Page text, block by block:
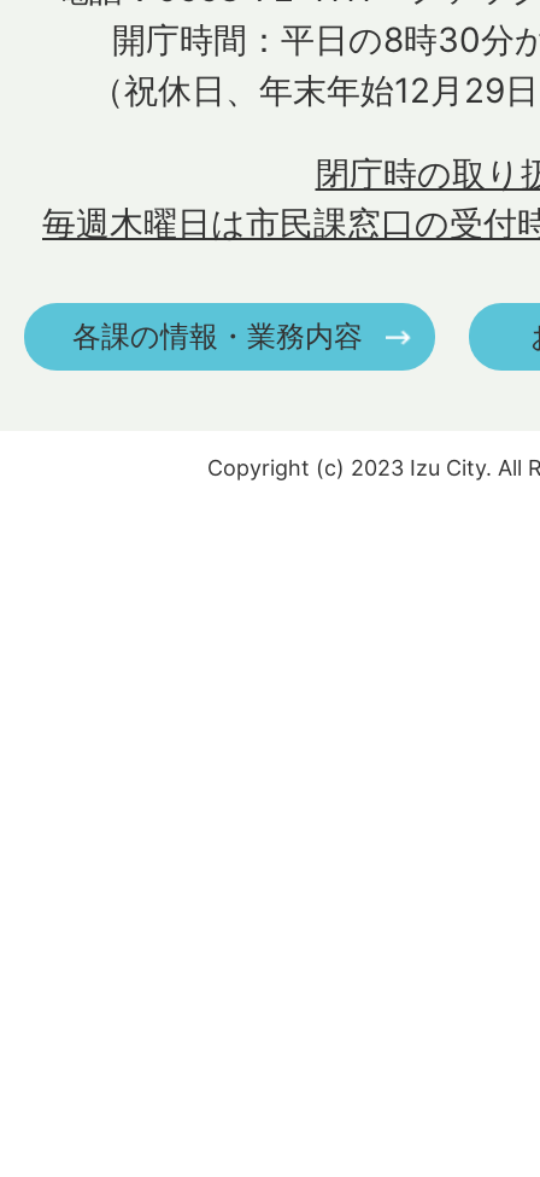
開庁時間：平日の8時30分
（祝休日、年末年始12月29
毎週木曜日は市民課窓口の受付
閉庁時の取り
各課の情報・業務内容
Copyright (c) 2023 Izu City. All